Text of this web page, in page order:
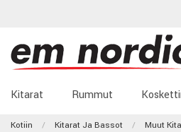
Kitarat Rummut
Kotiin Kitarat Ja Bassot Muut